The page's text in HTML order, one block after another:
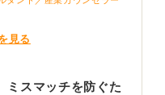
見る
ミスマッチを防ぐた